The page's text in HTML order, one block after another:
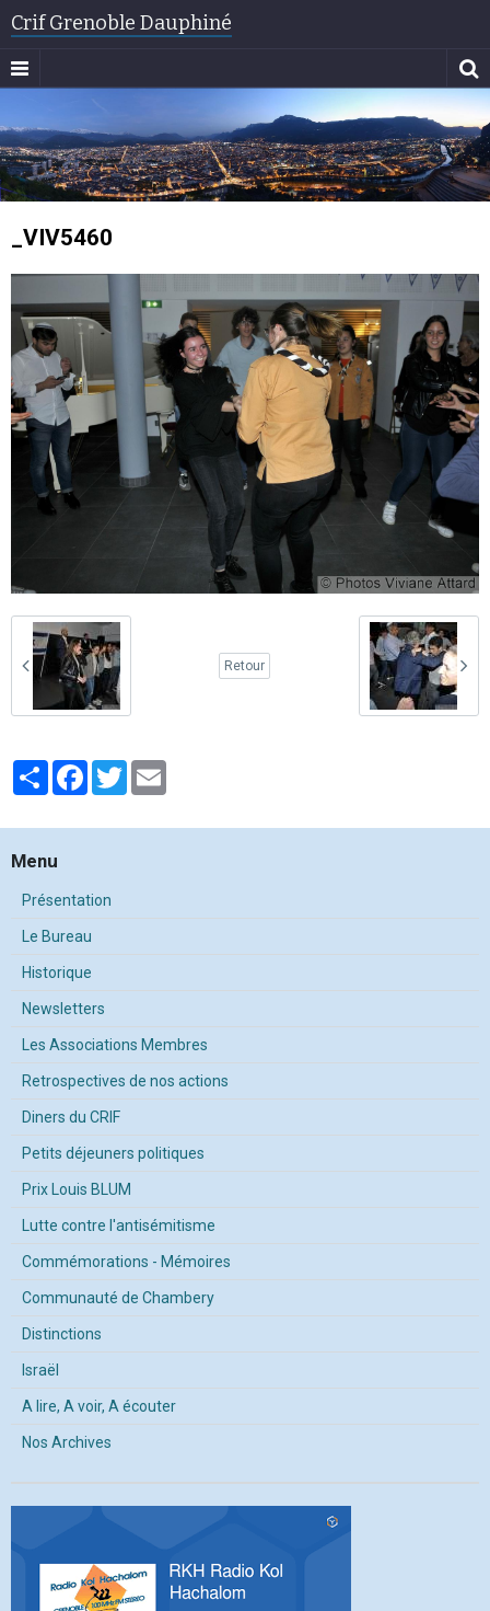
Crif Grenoble Dauphiné
_VIV5460
Retour
PartagerFacebook
Twitter
Menu
Présentation
Le Bureau
Historique
Newsletters
Les Associations Membres
Retrospectives de nos actions
Diners du CRIF
Petits déjeuners politiques
Prix Louis BLUM
Lutte contre l'antisémitisme
Commémorations - Mémoires
Communauté de Chambery
Distinctions
Israël
A lire, A voir, A écouter
Nos Archives